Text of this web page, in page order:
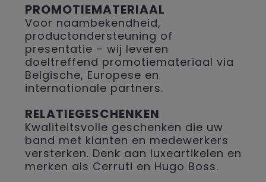
PROMOTIEMATERIAAL
Voor naambekendheid,
productondersteuning of
presentatie – wij leveren
doeltreffend promotiemateriaal via
Belgische, Europese en
internationale partners.
RELATIEGESCHENKEN
Kwaliteitsvolle geschenken die uw
band met klanten en medewerkers
versterken. Denk aan luxeartikelen en
merken als Cerruti en Hugo Boss.